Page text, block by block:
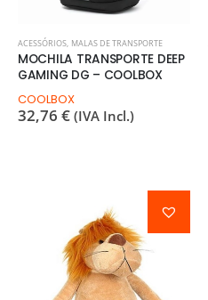
ACESSÓRIOS, MALAS DE TRANSPORTE
MOCHILA TRANSPORTE DEEP
GAMING DG – COOLBOX
COOLBOX
32,76 € (IVA Incl.)